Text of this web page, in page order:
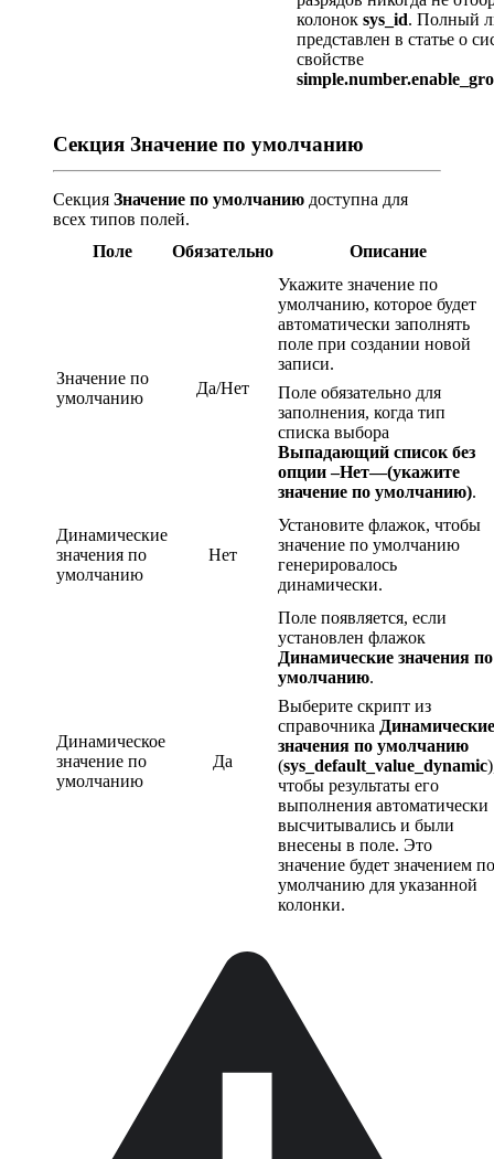
колонок sys_id. Полный
представлен в статье о
свойстве
Секция Значение по умолчанию
Секция Значение по умолчанию доступна для
всех типов полей.
Поле
Обязательно Описание
Значение по
умолчанию
Да/Нет
Укажите значение по
умолчанию, которое будет
автоматически заполнять
поле при создании новой
записи.
Поле обязательно для
заполнения, когда тип
списка выбора
Выпадающий список без
опции –Нет—(укажите
значение по умолчанию).
Динамические
значения по
умолчанию
Нет
Установите флажок, чтобы
значение по умолчанию
генерировалось
динамически.
Динамическое
значение по
умолчанию
Да
Поле появляется, если
установлен флажок
Динамические значения по
умолчанию.
Выберите скрипт из
справочника Динамические
значения по умолчанию
(sys_default_value_dynamic
чтобы результаты его
выполнения автоматически
высчитывались и были
внесены в поле. Это
значение будет значением по
умолчанию для указанной
колонки.